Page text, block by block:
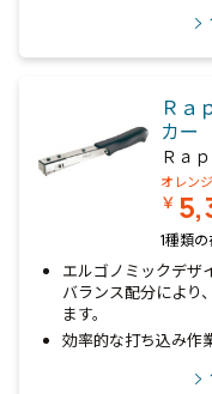
Ｒａ
カー
Ｒａ
オレン
￥
1種類
エルゴノミックデザ
バランス配分により
ます。
効率的な打ち込み作